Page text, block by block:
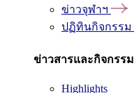
ข่าวจุฬาฯ
ปฏิทินกิจกรรม
ข่าวสารและกิจกรรม
Highlights